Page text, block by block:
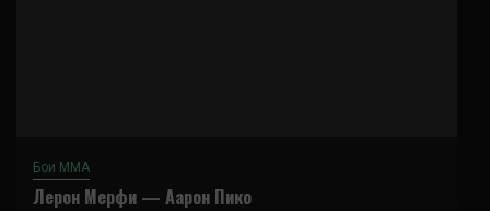
Бои ММА
Лерон Мерфи — Аарон Пико